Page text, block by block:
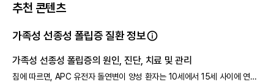
추천 콘텐츠
가족성 선종성 폴립증 질환 정보
가족성 선종성 폴립증의 원인, 진단, 치료 및 관리
침에 따르면, APC 유전자 돌연변이 양성 환자는 10세에서 15세 사이에 연간